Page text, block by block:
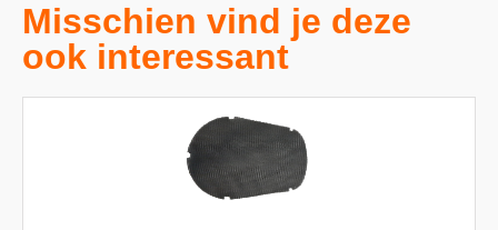
Misschien vind je deze
ook interessant